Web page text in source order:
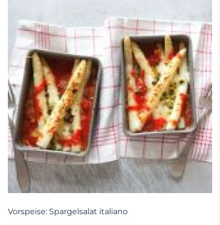
Vorspeise: Spargelsalat italiano